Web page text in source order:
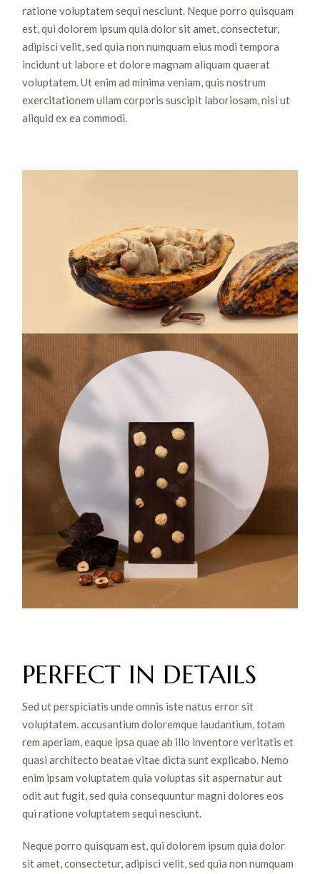
ratione voluptatem sequi nesciunt. Neque porro quisquam
est, qui dolorem ipsum quia dolor sit amet, consectetur,
adipisci velit, sed quia non numquam eius modi tempora
incidunt ut labore et dolore magnam aliquam quaerat
voluptatem. Ut enim ad minima veniam, quis nostrum
exercitationem ullam corporis suscipit laboriosam, nisi ut
aliquid ex ea commodi.
PERFECT IN DETAILS
Sed ut perspiciatis unde omnis iste natus error sit
voluptatem. accusantium doloremque laudantium, totam
rem aperiam, eaque ipsa quae ab illo inventore veritatis et
quasi architecto beatae vitae dicta sunt explicabo. Nemo
enim ipsam voluptatem quia voluptas sit aspernatur aut
odit aut fugit, sed quia consequuntur magni dolores eos
qui ratione voluptatem sequi nesciunt.
Neque porro quisquam est, qui dolorem ipsum quia dolor
sit amet, consectetur, adipisci velit, sed quia non numquam